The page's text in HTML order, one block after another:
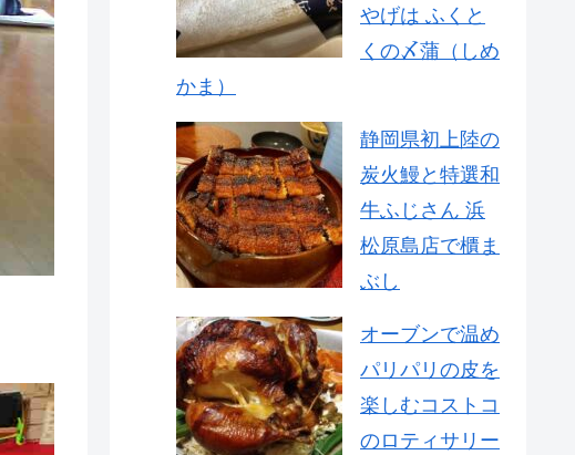
やげは ふくと
くの〆蒲（しめ
かま）
静岡県初上陸の
炭火鰻と特選和
牛ふじさん 浜
松原島店で櫃ま
ぶし
オーブンで温め
パリパリの皮を
楽しむコストコ
のロティサリー